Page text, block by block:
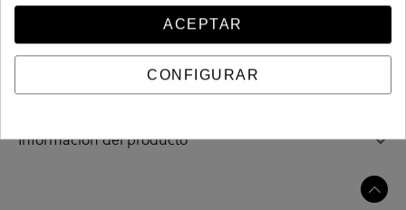
Guía de tallas
Ciudados y limpieza
Información del producto
ACEPTAR
CONFIGURAR